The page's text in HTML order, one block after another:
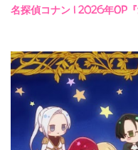
名探偵コナン | 2026年OP